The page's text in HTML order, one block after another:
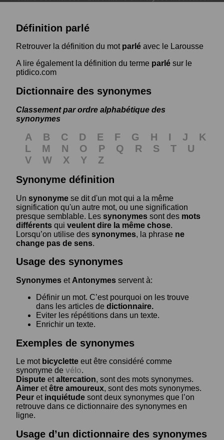
Définition parlé
Retrouver la définition du mot parlé avec le Larousse
A lire également la définition du terme parlé sur le
ptidico.com
Dictionnaire des synonymes
Classement par ordre alphabétique des
synonymes
A B C D E F G H I J
K
L
M N O P Q R S T
U
V
W X Y
Z
Synonyme définition
Un synonyme se dit d'un mot qui a la même
signification qu'un autre mot, ou une signification
presque semblable. Les synonymes sont des mots
différents qui veulent dire la même chose.
Lorsqu’on utilise des synonymes, la phrase ne
change pas de sens.
Usage des synonymes
Synonymes et Antonymes servent à:
Définir un mot. C’est pourquoi on les trouve
dans les articles de dictionnaire.
Eviter les répétitions dans un texte.
Enrichir un texte.
Exemples de synonymes
Le mot bicyclette eut être considéré comme
synonyme de vélo.
Dispute etaltercation, sont des mots synonymes.
Aimer etêtre amoureux, sont des mots synonymes.
Peur et inquiétude sont deux synonymes que l’on
retrouve dans ce dictionnaire des synonymes en
ligne.
Usage d’un dictionnaire des synonymes